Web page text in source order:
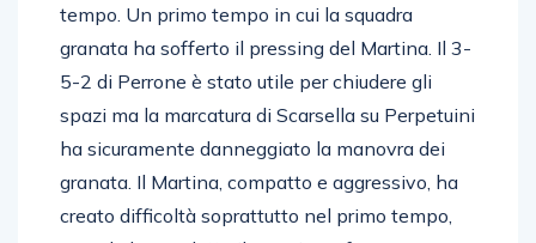
tempo. Un primo tempo in cui la squadra
granata ha sofferto il pressing del Martina. Il 3-
5-2 di Perrone è stato utile per chiudere gli
spazi ma la marcatura di Scarsella su Perpetuini
ha sicuramente danneggiato la manovra dei
granata. Il Martina, compatto e aggressivo, ha
creato difficoltà soprattutto nel primo tempo,